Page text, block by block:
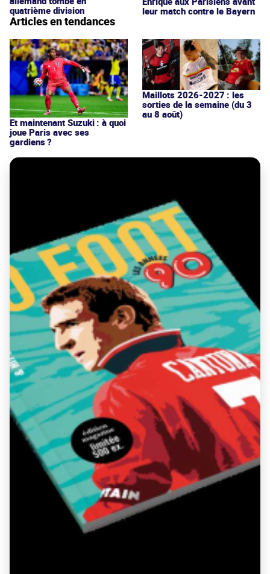
quatrième division
leur match contre le Bayern
Articles en tendances
Et maintenant Suzuki : à quoi
joue Paris avec ses
gardiens ?
Maillots 2026-2027 : les
sorties de la semaine (du 3
au 8 août)